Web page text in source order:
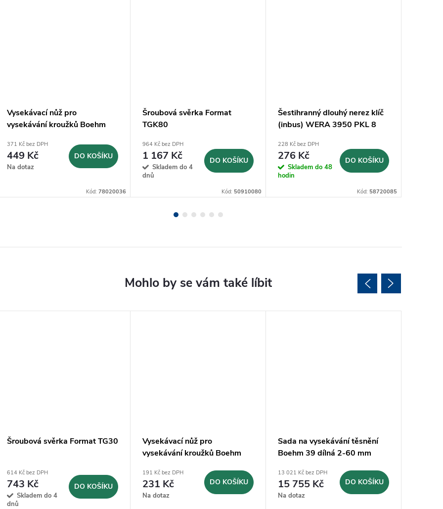
Vysekávací nůž pro
vysekávání kroužků Boehm
371 Kč bez DPH
449 Kč
Na dotaz
DO KOŠÍKU
Kód: 78020036
Šroubová svěrka Format
TGK80
964 Kč bez DPH
1 167 Kč
Skladem do 4
dnů
DO KOŠÍKU
Kód: 50910080
Šestihranný dlouhý nerez klíč
(inbus) WERA 3950 PKL 8
228 Kč bez DPH
276 Kč
Skladem do 48
hodin
DO KOŠÍKU
Kód: 58720085
Šroubová svěrka Format TG30
614 Kč bez DPH
743 Kč
Skladem do 4
dnů
DO KOŠÍKU
Vysekávací nůž pro
vysekávání kroužků Boehm
191 Kč bez DPH
231 Kč
Na dotaz
DO KOŠÍKU
Sada na vysekávání těsnění
Boehm 39 dílná 2-60 mm
13 021 Kč bez DPH
15 755 Kč
Na dotaz
DO KOŠÍKU